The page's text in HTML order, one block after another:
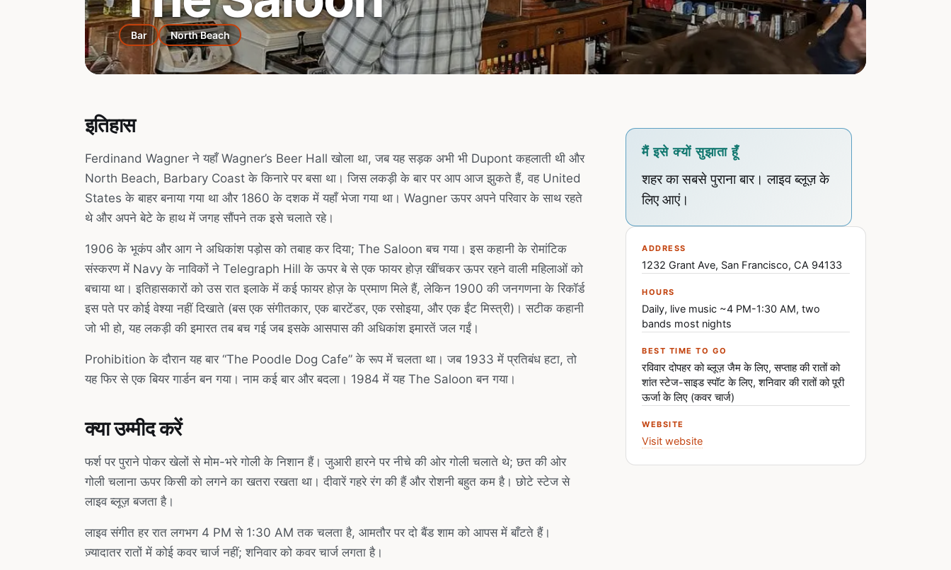
Bar North Beach
इतिहास
Ferdinand Wagner ने यहाँ Wagner’s Beer Hall खोला था, जब यह सड़क अभी भी Dupont कहलाती थी और
North Beach, Barbary Coast के किनारे पर बसा था। जिस लकड़ी के बार पर आप आज झुकते हैं, वह United
States के बाहर बनाया गया था और 1860 के दशक में यहाँ भेजा गया था। Wagner ऊपर अपने परिवार के साथ रहते
थे और अपने बेटे के हाथ में जगह सौंपने तक इसे चलाते रहे।
1906 के भूकंप और आग ने अधिकांश पड़ोस को तबाह कर दिया; The Saloon बच गया। इस कहानी के रोमांटिक
संस्करण में Navy के नाविकों ने Telegraph Hill के ऊपर बे से एक फायर होज़ खींचकर ऊपर रहने वाली महिलाओं को
बचाया था। इतिहासकारों को उस रात इलाके में कई फायर होज़ के प्रमाण मिले हैं, लेकिन 1900 की जनगणना के रिकॉर्ड
इस पते पर कोई वेश्या नहीं दिखाते (बस एक संगीतकार, एक बारटेंडर, एक रसोइया, और एक ईंट मिस्त्री)। सटीक कहानी
जो भी हो, यह लकड़ी की इमारत तब बच गई जब इसके आसपास की अधिकांश इमारतें जल गईं।
Prohibition के दौरान यह बार “The Poodle Dog Cafe” के रूप में चलता था। जब 1933 में प्रतिबंध हटा, तो
यह फिर से एक बियर गार्डन बन गया। नाम कई बार और बदला। 1984 में यह The Saloon बन गया।
क्या उम्मीद करें
फर्श पर पुराने पोकर खेलों से मोम-भरे गोली के निशान हैं। जुआरी हारने पर नीचे की ओर गोली चलाते थे; छत की ओर
गोली चलाना ऊपर किसी को लगने का खतरा रखता था। दीवारें गहरे रंग की हैं और रोशनी बहुत कम है। छोटे स्टेज से
लाइव ब्लूज़ बजता है।
लाइव संगीत हर रात लगभग 4 PM से 1:30 AM तक चलता है, आमतौर पर दो बैंड शाम को आपस में बाँटते हैं।
ज़्यादातर रातों में कोई कवर चार्ज नहीं; शनिवार को कवर चार्ज लगता है।
मैं इसे क्यों सुझाता हूँ
शहर का सबसे पुराना बार। लाइव ब्लूज़ के
लिए आएं।
ADDRESS
1232 Grant Ave, San Francisco, CA 94133
HOURS
Daily, live music ~4 PM-1:30 AM, two
bands most nights
BEST TIME TO GO
रविवार दोपहर को ब्लूज़ जैम के लिए, सप्ताह की रातों को
शांत स्टेज-साइड स्पॉट के लिए, शनिवार की रातों को पूरी
ऊर्जा के लिए (कवर चार्ज)
WEBSITE
Visit website